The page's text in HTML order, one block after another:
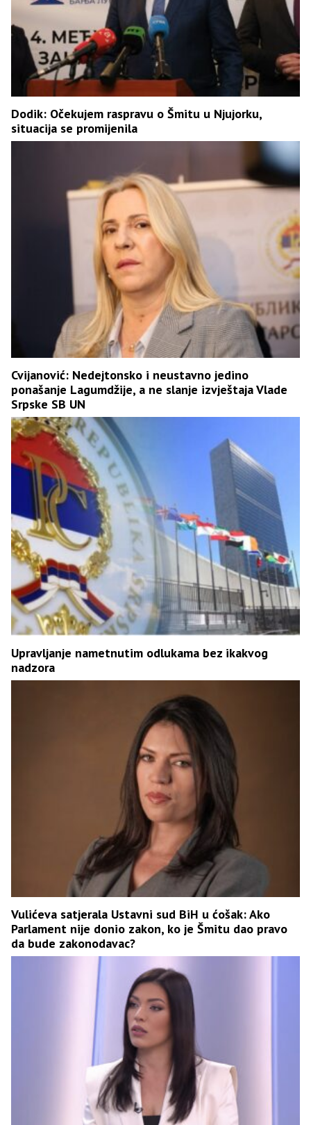
Dodik: Očekujem raspravu o Šmitu u Njujorku,
situacija se promijenila
Cvijanović: Nedejtonsko i neustavno jedino
ponašanje Lagumdžije, a ne slanje izvještaja Vlade
Srpske SB UN
Upravljanje nametnutim odlukama bez ikakvog
nadzora
Vulićeva satjerala Ustavni sud BiH u ćošak: Ako
Parlament nije donio zakon, ko je Šmitu dao pravo
da bude zakonodavac?